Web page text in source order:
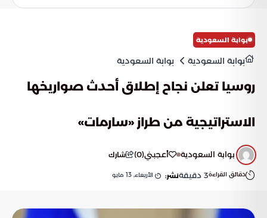
بوابة السعودية
بوابة السعودية بوابة السعودية
روسيا تعلن نجاح إطلاق أحدث صواريخها
الاستراتيجية من طراز «سارمات»
بوابة السعودية أعجبني(
0
) شارك
دقائق القراءة3 دقيقةنشر: الأربعاء, 13 مايو